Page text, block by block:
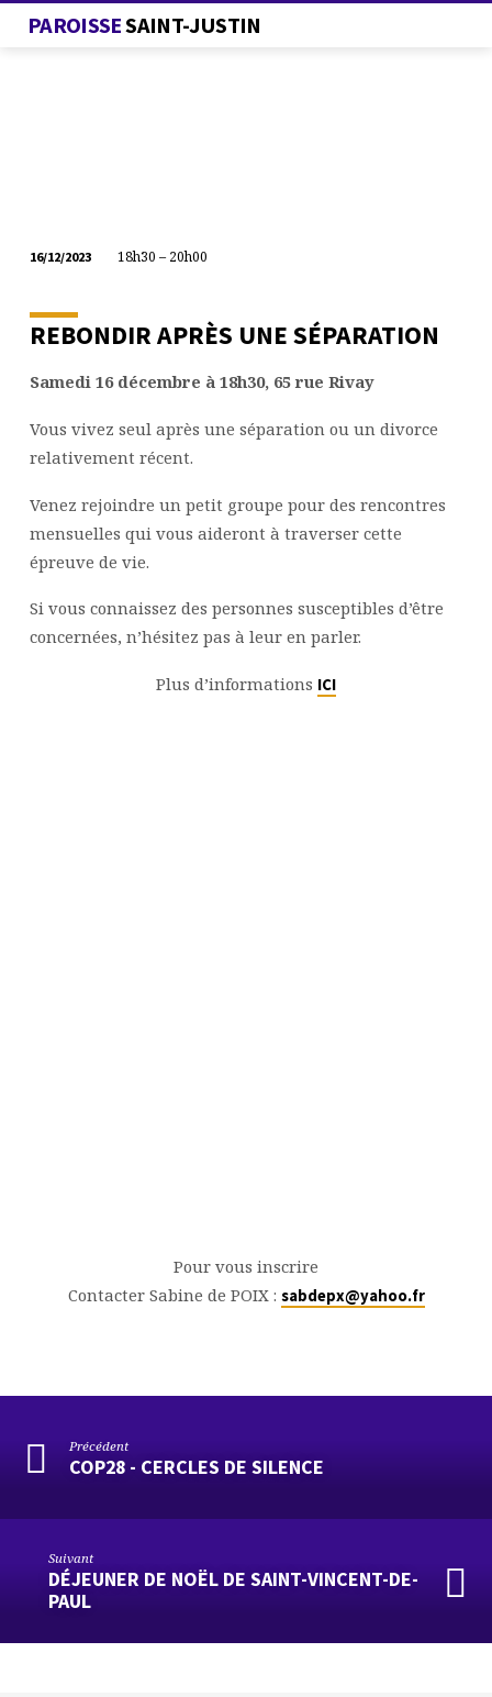
PAROISSESAINT-JUSTIN
ESPÉRANCE
–
RENCONTRE
16/12/2023 18h30 – 20h00
REBONDIR APRÈS UNE SÉPARATION
Samedi 16 décembre à 18h30, 65 rue Rivay
Vous vivez seul après une séparation ou un divorce
relativement récent.
Venez rejoindre un petit groupe pour des rencontres
mensuelles qui vous aideront à traverser cette
épreuve de vie.
Si vous connaissez des personnes susceptibles d’être
concernées, n’hésitez pas à leur en parler.
Plus d’informations ICI
Pour vous inscrire
Contacter Sabine de POIX : sabdepx@yahoo.fr
Précédent
COP28 - CERCLES DE SILENCE
Suivant
DÉJEUNER DE NOËL DE SAINT-VINCENT-DE-
PAUL